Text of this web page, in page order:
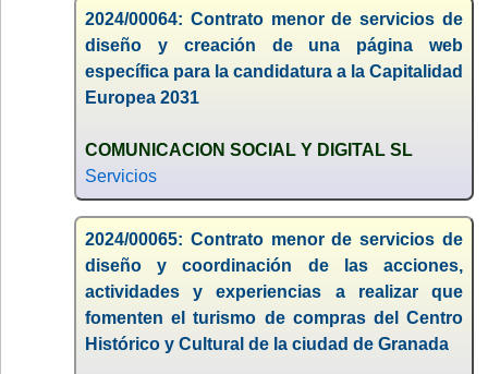
2024/00064: Contrato menor de servicios de
diseño y creación de una página web
específica para la candidatura a la Capitalidad
Europea 2031
COMUNICACION SOCIAL Y DIGITAL SL
Servicios
2024/00065: Contrato menor de servicios de
diseño y coordinación de las acciones,
actividades y experiencias a realizar que
fomenten el turismo de compras del Centro
Histórico y Cultural de la ciudad de Granada